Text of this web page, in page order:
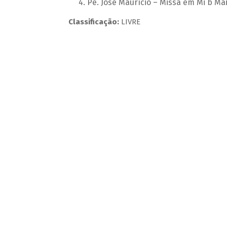
Pe. José Maurício – Missa em Mi b
Classificação:LIVRE